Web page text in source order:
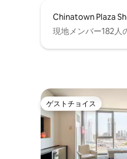
Chinatown Plaza
現地メンバー182人
ゲストチョイス
ゲストチョイス